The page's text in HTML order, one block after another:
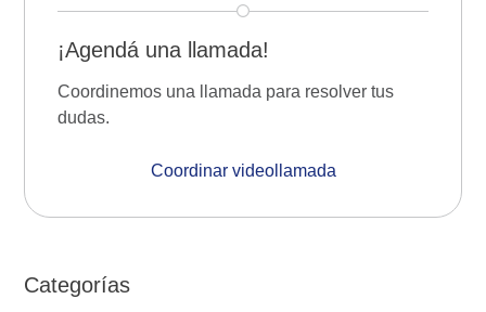
¡Agendá una llamada!
Coordinemos una llamada para resolver tus
dudas.
Coordinar videollamada
Categorías